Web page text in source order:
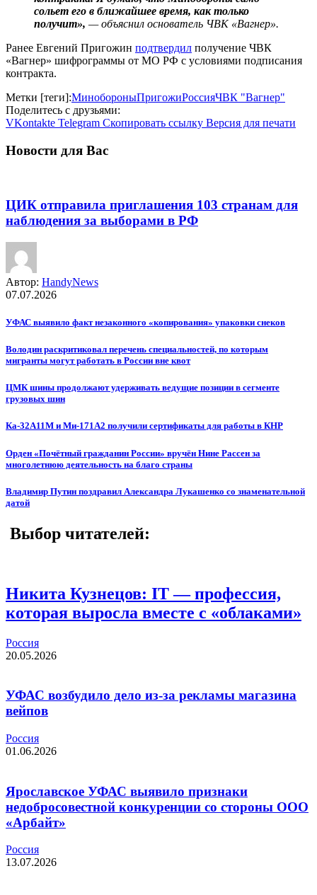
сольет его в ближайшее время, как только
получит», — объяснил основатель ЧВК «Вагнер».
Ранее Евгений Пригожин подтвердил получение ЧВК
«Вагнер» шифрограммы от МО РФ с условиями подписания
контракта.
Метки [теги]:МинобороныПригожиРоссияЧВК "Вагнер"
Поделитесь с друзьями:
VKontakte Telegram Скопировать ссылку Версия для печати
Новости для Вас
ЦИК отправила приглашения 103 странам для
наблюдения за выборами в РФ
Автор: HandyNews
07.07.2026
УФАС выявило факт незаконного «копирования» упаковки снеков
Володин раскритиковал перечень специальностей, по которым
мигранты могут работать в России вне квот
ЦМК шины продолжают удерживать ведущие позиции в сегменте
грузовых шин
Ка-32А11М и Ми-171А2 получили сертификаты для работы в КНР
Орден «Почётный гражданин России» вручён Нине Рассен за
многолетнюю деятельность на благо страны
Владимир Путин поздравил Александра Лукашенко со знаменательной
датой
Выбор читателей:
Никита Кузнецов: IT — профессия,
которая выросла вместе с «облаками»
Россия
20.05.2026
УФАС возбудило дело из-за рекламы магазина
вейпов
Россия
01.06.2026
Ярославское УФАС выявило признаки
недобросовестной конкуренции со стороны ООО
«Арбайт»
Россия
13.07.2026